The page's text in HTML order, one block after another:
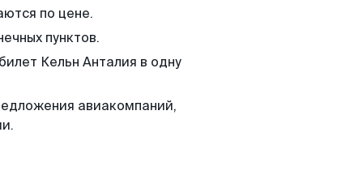
по цене.
пунктов.
Кельн Анталия в одну
авиакомпаний,